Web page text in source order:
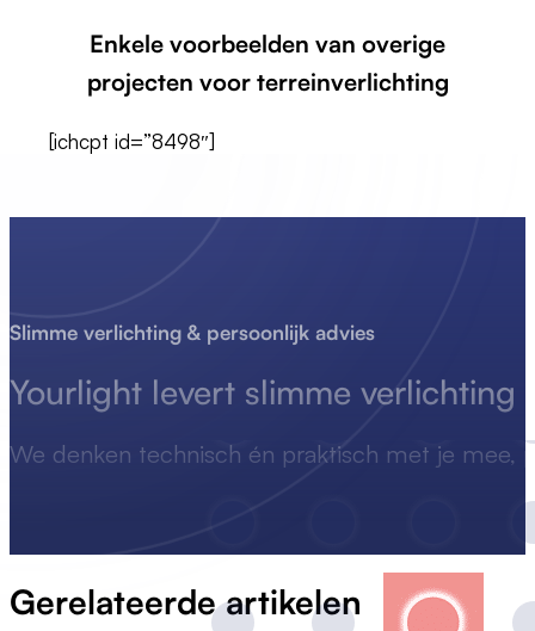
Enkele voorbeelden van overige
projecten voor terreinverlichting
[ichcpt id=”8498″]
Slimme verlichting & persoonlijk advies
Yourlight levert slimme verlichting
We denken technisch én praktisch met je mee,
Gerelateerde artikelen